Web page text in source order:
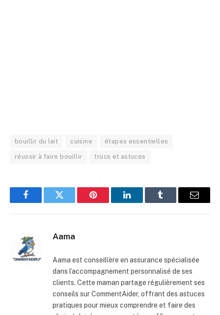
bouillir du lait cuisine étapes essentielles
réussir à faire bouillir trucs et astuces
FacebookTwitter Pinterest LinkedInTumblr
E-
Aama
Aama est conseillère en assurance spécialisée
dans l’accompagnement personnalisé de ses
clients. Cette maman partage régulièrement ses
conseils sur CommentAider, offrant des astuces
pratiques pour mieux comprendre et faire des